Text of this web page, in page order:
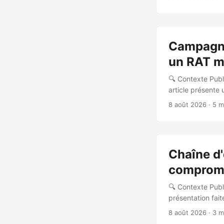
imite l’interface
un RAT
🔍 Contexte
article présente
l’écosystème
8 août 2026 · 5
Chaîne
🔍 Contexte
présentation
Valsamaras
8 août 2026 · 3